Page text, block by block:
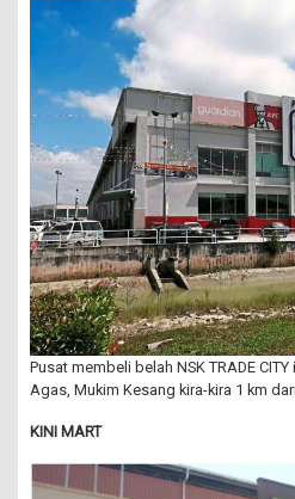
Pusat membeli belah NSK TRADE
Agas, Mukim Kesang kira-kira 1 km
KINI MART